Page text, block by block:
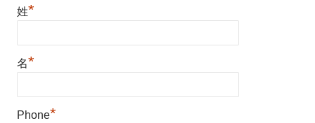
姓*
名*
Phone*